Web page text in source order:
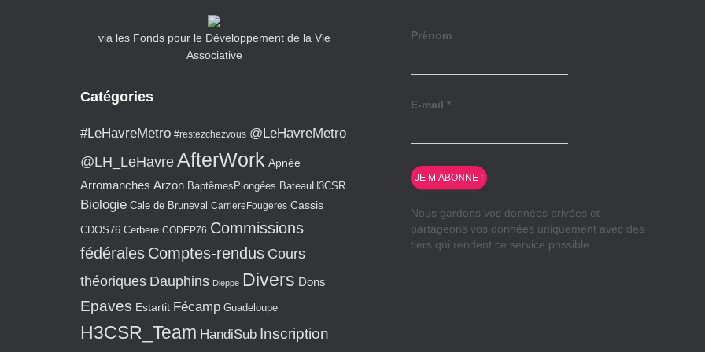
via les Fonds pour le Développement de la Vie
Associative
Catégories
#LeHavreMetro #restezchezvous @LeHavreMetro
@LH_LeHavre AfterWork Apnée
Arromanches Arzon BaptêmesPlongées BateauH3CSR
Biologie Cale de Bruneval CarriereFougeres Cassis
CDOS76 Cerbere CODEP76 Commissions
fédérales Comptes-rendus Cours
théoriques Dauphins Dieppe Divers Dons
Epaves Estartit Fécamp Guadeloupe
H3CSR_Team HandiSub Inscription
Prénom
E-mail *
Nous gardons vos données privées et
partageons vos données uniquement avec des
tiers qui rendent ce service possible